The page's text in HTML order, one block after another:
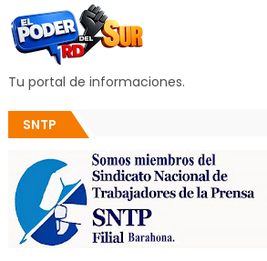
Tu portal de informaciones.
SNTP